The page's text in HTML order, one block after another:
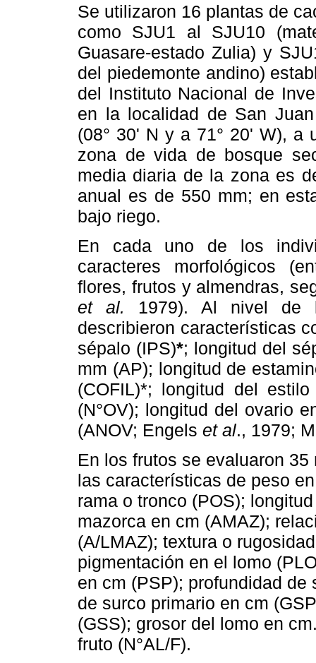
Se utilizaron 16 plantas de
como SJU1 al SJU10
Guasare-estado Zulia) y
del piedemonte andino)
del Instituto Nacional de
en la localidad de San
(08° 30' N y a 71° 20' W), a
zona de vida de bosque
media diaria de la zona es
anual es de 550 mm; en
bajo riego.
En cada uno de los
caracteres morfológicos
flores, frutos y almendras,
et al.
1979). Al nivel de
describieron características
sépalo (IPS)*; longitud del
mm (AP); longitud de
(COFIL)*; longitud del
(N°OV); longitud del ovario
(ANOV; Engels et al., 1979;
En los frutos se evaluaron
las características de peso
rama o tronco (POS);
mazorca en cm (AMAZ);
(A/LMAZ); textura o
pigmentación en el lomo
en cm (PSP); profundidad
de surco primario en cm
(GSS); grosor del lomo en
fruto (N°AL/F).